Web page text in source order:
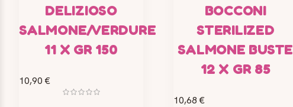
DELIZIOSO
SALMONE/VERDURE
11 X GR 150
10,90 €
BOCCONI
STERILIZED
SALMONE BUSTE
12 X GR 85
10,68 €